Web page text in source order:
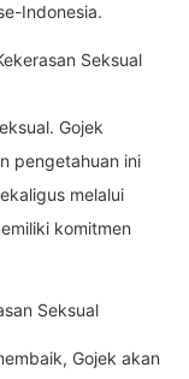
Indonesia.
Seksual
Gojek
pengetahuan ini
melalui
komitmen
Seksual
Gojek akan